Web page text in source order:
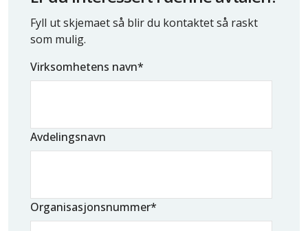
Fyll ut skjemaet så blir du kontaktet så raskt
som mulig.
Virksomhetens navn*
Avdelingsnavn
Organisasjonsnummer*